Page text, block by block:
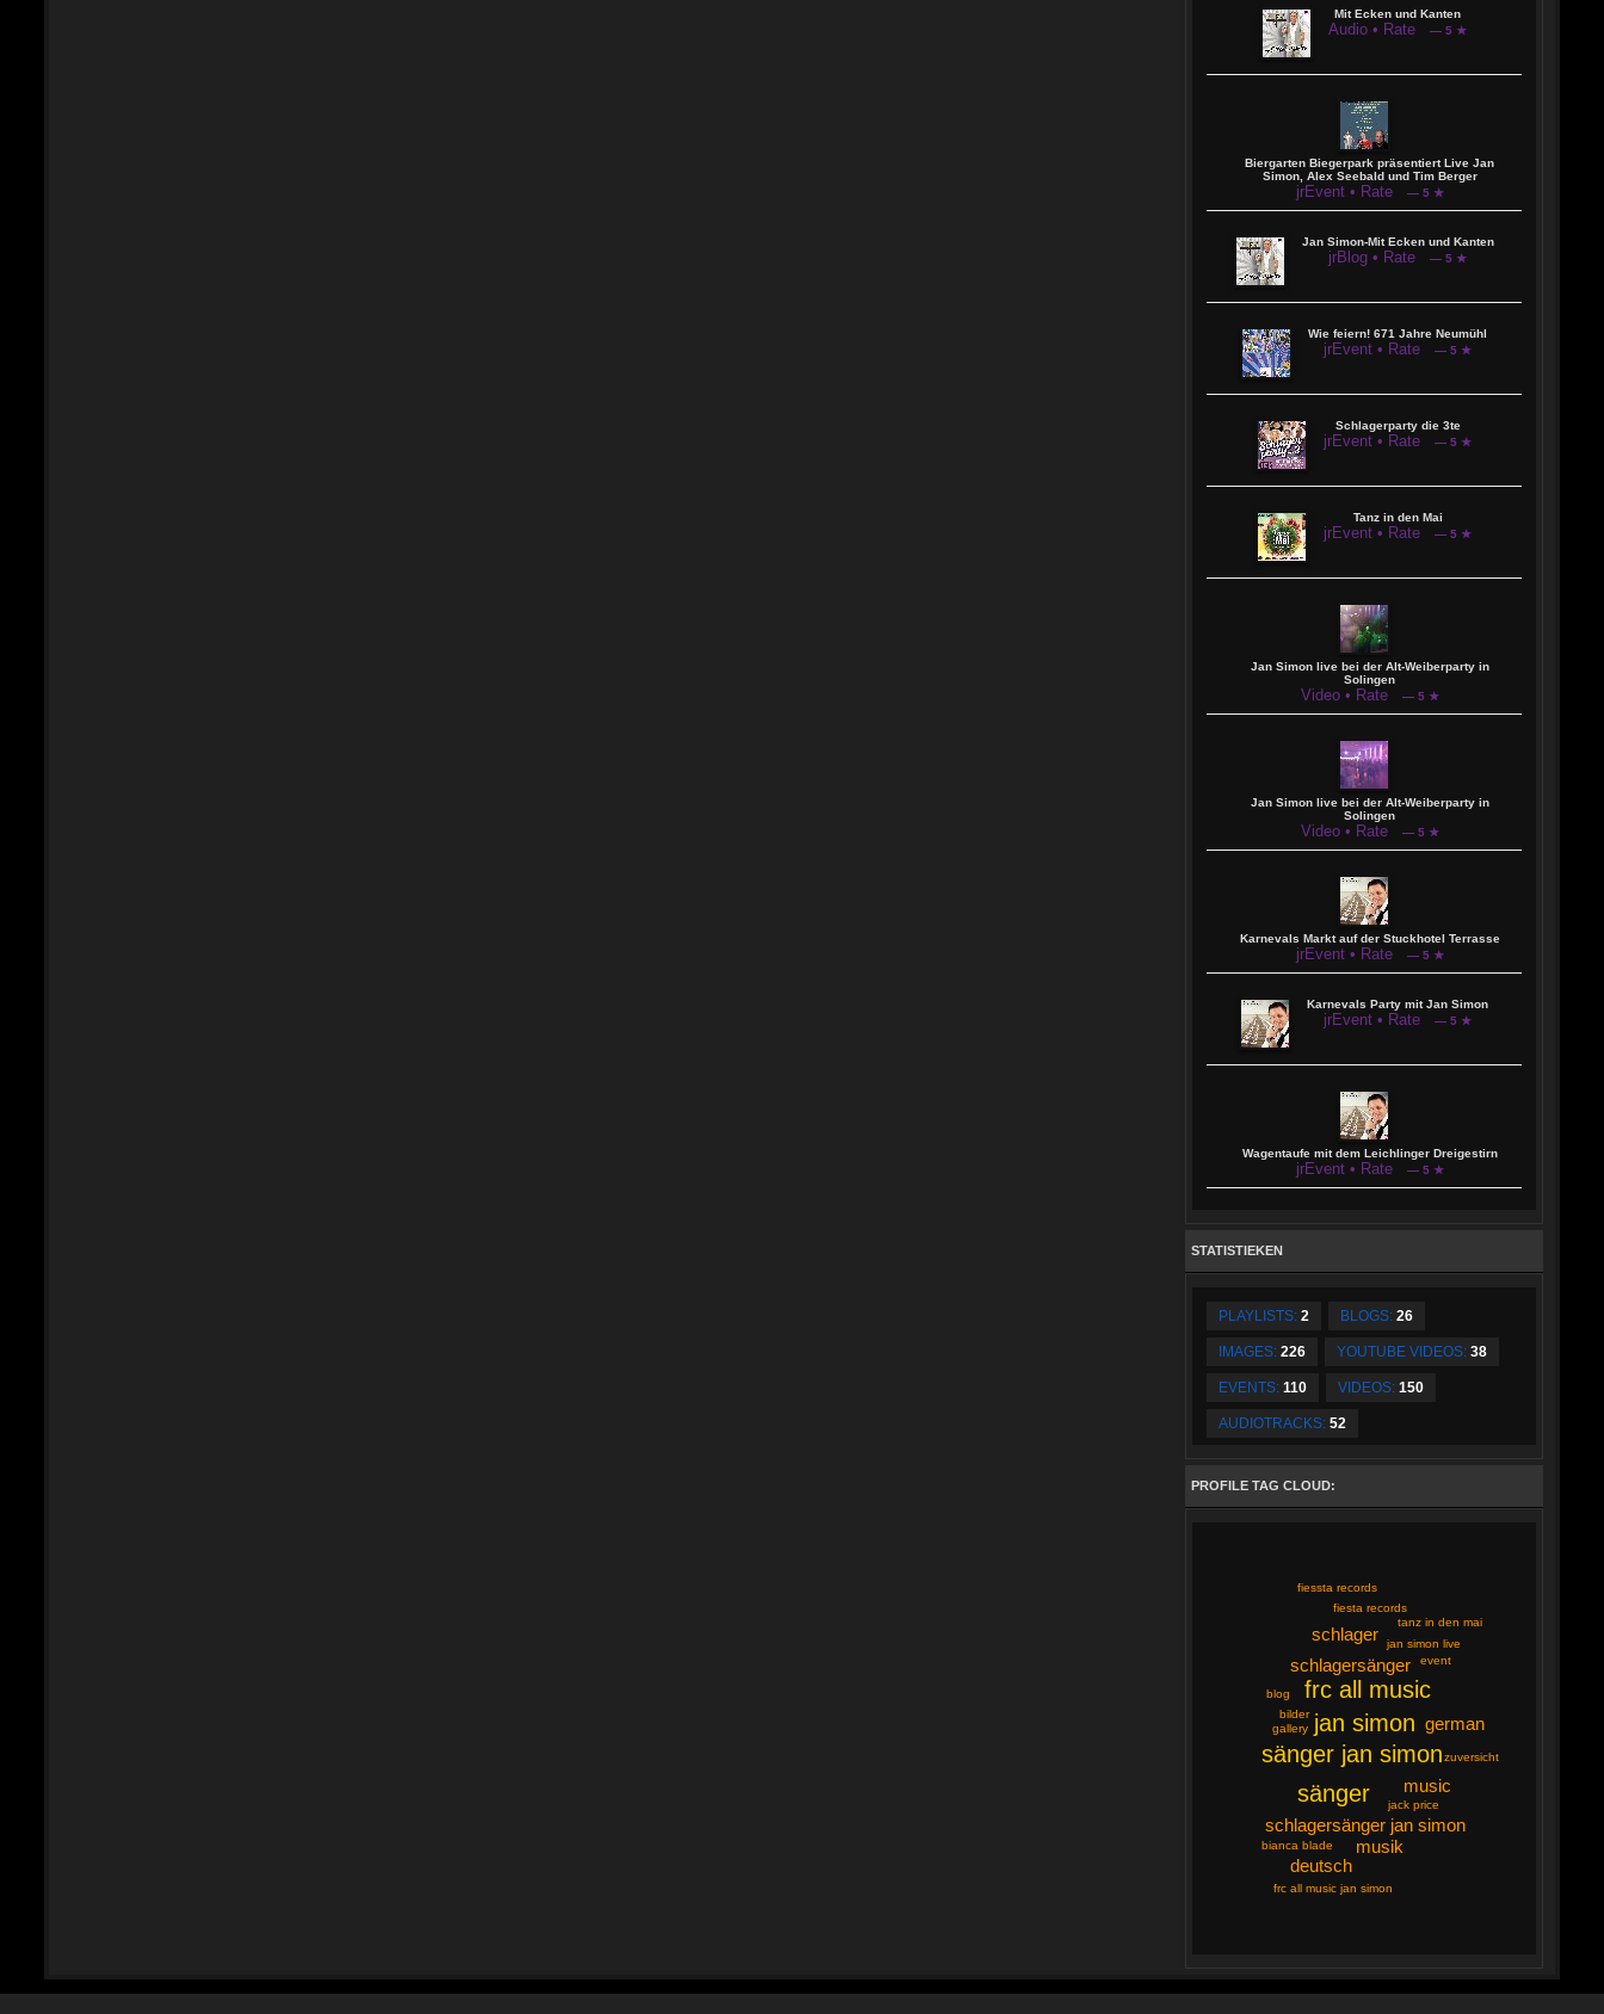
Mit Ecken und Kanten
Audio • Rate — 5 ★
Biergarten Biegerpark präsentiert Live Jan
Simon, Alex Seebald und Tim Berger
jrEvent • Rate — 5 ★
Jan Simon-Mit Ecken und Kanten
jrBlog • Rate — 5 ★
Wie feiern! 671 Jahre Neumühl
jrEvent • Rate — 5 ★
Schlagerparty die 3te
jrEvent • Rate — 5 ★
Tanz in den Mai
jrEvent • Rate — 5 ★
Jan Simon live bei der Alt-Weiberparty in
Solingen
Video • Rate — 5 ★
Jan Simon live bei der Alt-Weiberparty in
Solingen
Video • Rate — 5 ★
Karnevals Markt auf der Stuckhotel Terrasse
jrEvent • Rate — 5 ★
Karnevals Party mit Jan Simon
jrEvent • Rate — 5 ★
Wagentaufe mit dem Leichlinger Dreigestirn
jrEvent • Rate — 5 ★
STATISTIEKEN
PLAYLISTS: 2 BLOGS: 26
IMAGES: 226 YOUTUBE VIDEOS: 38
EVENTS: 110 VIDEOS: 150
AUDIOTRACKS: 52
PROFILE TAG CLOUD:
jan simon
sänger jan simon
frc all music
sänger
schlagersänger jan simon
schlagersänger
music
musik
schlager
deutsch
german
jan simon live
fiesta records
frc all music jan simon
jack price
bilder
zuversicht
bianca blade
gallery
fiessta records
blog
tanz in den mai
event